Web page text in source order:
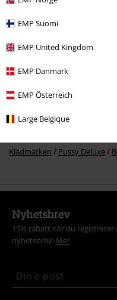
EMP Suomi
EMP United Kingdom
EMP Danmark
EMP Österreich
Large Belgique
Klädmärken Pussy Deluxe
Nyhetsbrev
15% rabatt när du registrerar
nyhetsbrev! Mer